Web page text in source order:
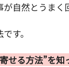
自然とうまく
す。
せる方法”を知